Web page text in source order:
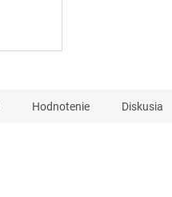
Hodnotenie Diskusia